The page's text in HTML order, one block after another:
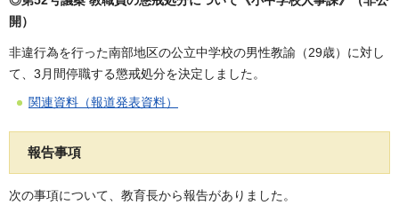
開）
非違行為を行った南部地区の公立中学校の男性教諭（29歳）に対し
て、3月間停職する懲戒処分を決定しました。
関連資料（報道発表資料）
報告事項
次の事項について、教育長から報告がありました。